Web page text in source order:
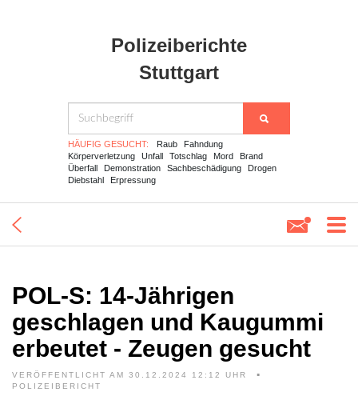
Polizeiberichte
Stuttgart
HÄUFIG GESUCHT: Raub
Fahndung
Körperverletzung
Unfall Totschlag Mord
Brand
Überfall
Demonstration Sachbeschädigung
Drogen
Diebstahl
Erpressung
POL-S: 14-Jährigen
geschlagen und Kaugummi
erbeutet - Zeugen gesucht
VERÖFFENTLICHT AM 30.12.2024 12:12 UHR
POLIZEIBERICHT